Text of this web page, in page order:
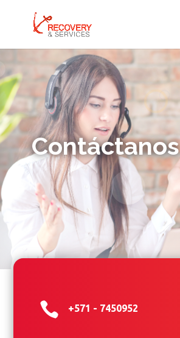
Contáctanos
 +571 - 7450952